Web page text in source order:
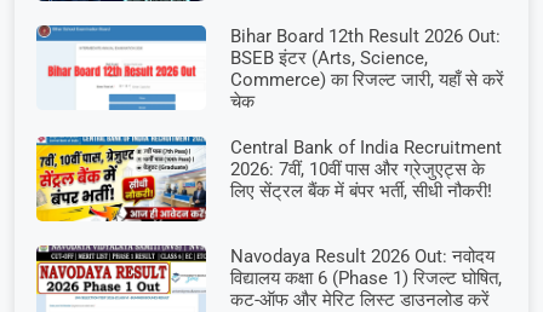
Bihar Board 12th Result 2026 Out:
BSEB इंटर (Arts, Science,
Commerce) का रिजल्ट जारी, यहाँ से करें
चेक
Central Bank of India Recruitment
2026: 7वीं, 10वीं पास और ग्रेजुएट्स के
लिए सेंट्रल बैंक में बंपर भर्ती, सीधी नौकरी!
Navodaya Result 2026 Out: नवोदय
विद्यालय कक्षा 6 (Phase 1) रिजल्ट घोषित,
कट-ऑफ और मेरिट लिस्ट डाउनलोड करें